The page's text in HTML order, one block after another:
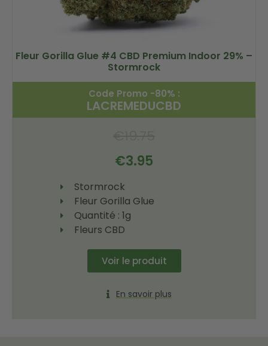
Fleur Gorilla Glue #4 CBD Premium Indoor 29% –
Stormrock
Code Promo -80% :
LACREMEDUCBD
€3.95
Stormrock
Fleur Gorilla Glue
Quantité : 1g
Fleurs CBD
Voir le produit
En savoir plus